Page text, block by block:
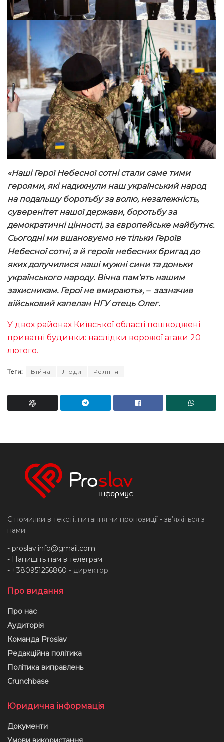
«Наші Герої Небесної сотні стали саме тими
героями, які надихнули наш український народ
на подальшу боротьбу за волю, незалежність,
суверенітет нашої держави, боротьбу за
демократичні цінності, за європейське майбутнє.
Сьогодні ми вшановуємо не тільки Героїв
Небесної сотні, а й героїв небесних бригад до
яких долучилися наші мужні сини та доньки
українського народу. Вічна пам’ять нашим
захисникам. Герої не вмирають», – зазначив
військовий капелан НГУ отець Олег.
У двох районах Київської області пошкоджені
приватні будинки: наслідки ворожої атаки 20
лютого.
Теги: Війна Люди Релігія
Є помилки в тексті, питання чи пропозиції - звʼяжіться з
нами:
- proslav.info@gmail.com
- Напишіть нам в телеграм
- +380951256860 - директор
Про видання
Про нас
Аудиторія
Команда Proslav
Редакційна політика
Політика виправлень
Crunchbase
Юридична інформація
Документи